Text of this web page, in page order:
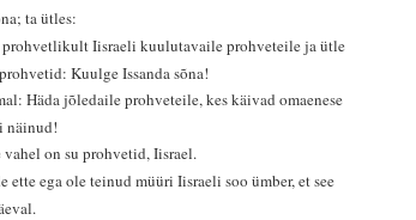
ta ütles:
prohvetlikult Iisraeli kuulutavaile prohveteile ja ütle
Kuulge Issanda sõna!
Häda jõledaile prohveteile, kes käivad omaenese
näinud!
vahel on su prohvetid, Iisrael.
ette ega ole teinud müüri Iisraeli soo ümber, et see